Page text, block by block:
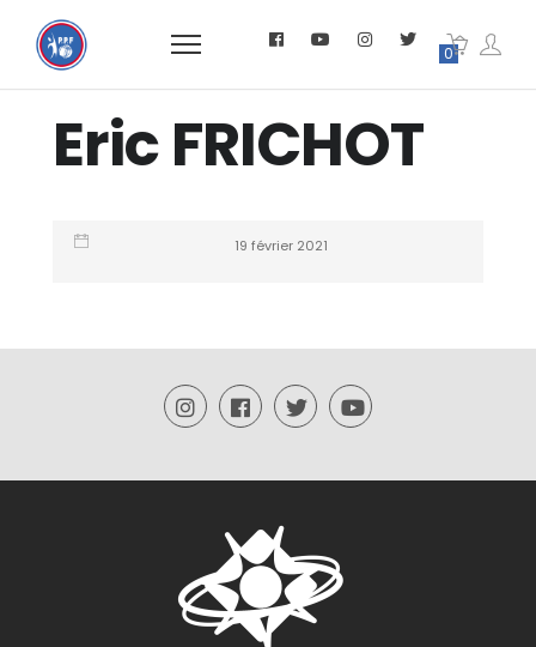
0
Eric FRICHOT
19 février 2021